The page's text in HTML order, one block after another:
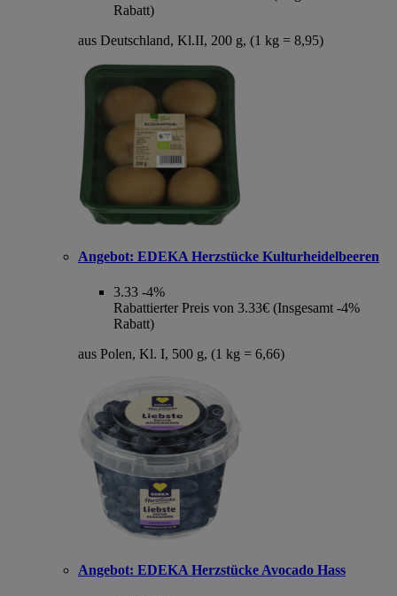
Rabatt)
aus Deutschland, Kl.II, 200 g, (1 kg = 8,95)
Angebot: EDEKA Herzstücke Kulturheidelbeeren
3.33 -4%
Rabattierter Preis von 3.33€ (Insgesamt -4%
Rabatt)
aus Polen, Kl. I, 500 g, (1 kg = 6,66)
Angebot: EDEKA Herzstücke Avocado Hass